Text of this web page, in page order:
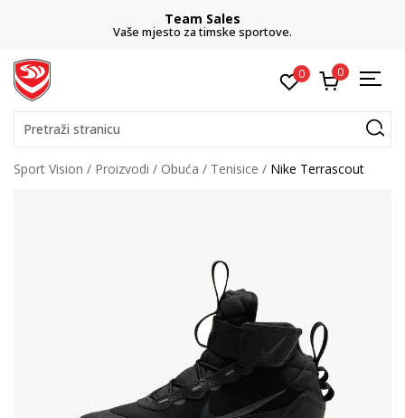
Team Sales
Vaše mjesto za timske sportove.
0 0
Pretraži stranicu
Sport Vision Proizvodi Obuća Tenisice Nike Terrascout